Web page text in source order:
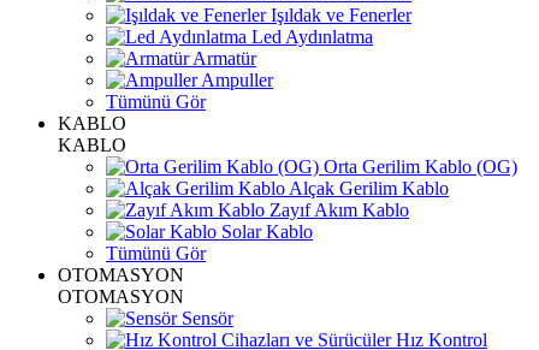
Işıldak ve Fenerler
Led Aydınlatma
Armatür
Ampuller
Tümünü Gör
KABLO
KABLO
Orta Gerilim Kablo (OG)
Alçak Gerilim Kablo
Zayıf Akım Kablo
Solar Kablo
Tümünü Gör
OTOMASYON
OTOMASYON
Sensör
Hız Kontrol